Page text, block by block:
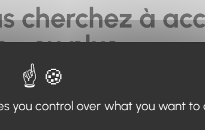
cherchez à
ou plus.
haut de page, ou à utiliser le menu pour
Retour à l'accueil
you control over what you want